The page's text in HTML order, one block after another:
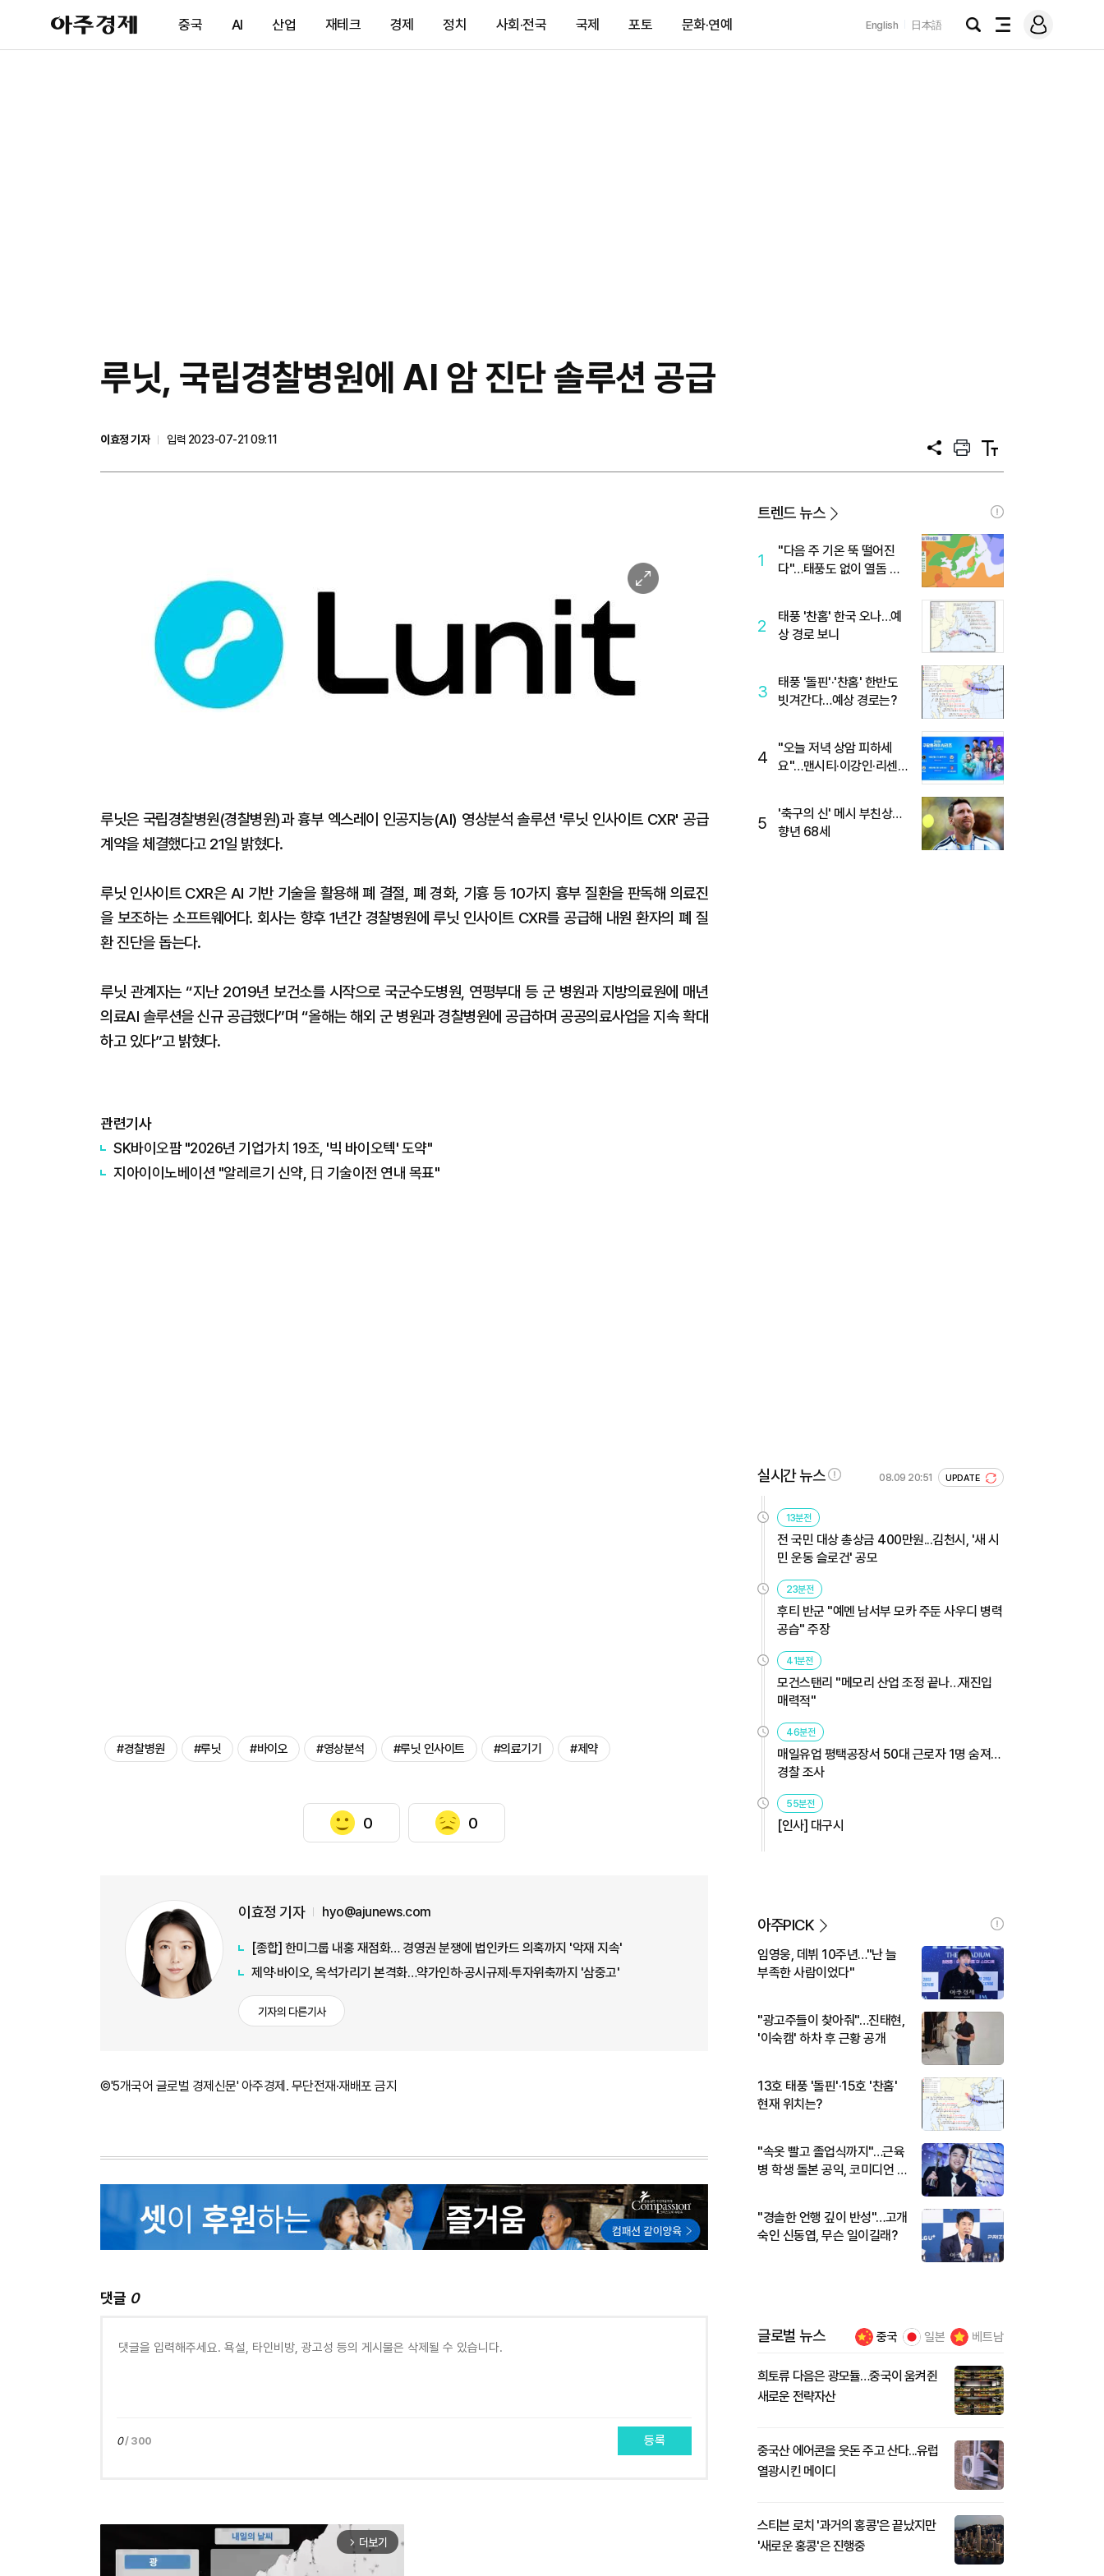
아
주
제
중국 AI 산업 재테크 경제 정치 사회·전국 국제 포토 문화·연예 English 日本語
검
전
메
그
​루닛, 국립경찰병원에 AI 암 진단 솔루션 공급
이효정 기자
입력 2023-07-21 09:11
공
프
트
텍
트
이
미
지
루닛은 국립경찰병원(경찰병원)과 흉부 엑스레이 인공지능(AI) 영상분석 솔루션 '루닛 인사이트 CXR' 공급
계약을 체결했다고 21일 밝혔다.
루닛 인사이트 CXR은 AI 기반 기술을 활용해 폐 결절, 폐 경화, 기흉 등 10가지 흉부 질환을 판독해 의료진
을 보조하는 소프트웨어다. 회사는 향후 1년간 경찰병원에 루닛 인사이트 CXR를 공급해 내원 환자의 폐 질
환 진단을 돕는다.
루닛 관계자는 “지난 2019년 보건소를 시작으로 국군수도병원, 연평부대 등 군 병원과 지방의료원에 매년
의료AI 솔루션을 신규 공급했다”며 “올해는 해외 군 병원과 경찰병원에 공급하며 공공의료사업을 지속 확대
하고 있다”고 밝혔다.
관련기사
SK바이오팜 "2026년 기업가치 19조, '빅 바이오텍' 도약"
​지아이이노베이션 "알레르기 신약, 日 기술이전 연내 목표"
#경찰병원 #루닛 #바이오 #영상분석 #루닛 인사이트 #의료기기 #제약
0 0
이효정 기자 hyo@ajunews.com
[종합] 한미그룹 내홍 재점화… 경영권 분쟁에 법인카드 의혹까지 '악재 지속'
제약·바이오, 옥석가리기 본격화…약가인하·공시규제·투자위축까지 '삼중고'
기자의 다른기사
©'5개국어 글로벌 경제신문' 아주경제. 무단전재·재배포 금지
댓글 0
0/ 300 등록
arrow_forward_ios 더보기
트렌드 뉴스
1
"다음 주 기온 뚝 떨어진
다"…태풍도 없이 열돔 박
2
태풍 '찬홈' 한국 오나…예
상 경로 보니
3
태풍 '돌핀'·'찬홈' 한반도
빗겨간다…예상 경로는?
4
"오늘 저녁 상암 피하세
요"…맨시티·이강인·리센느
5
'축구의 신' 메시 부친상…
향년 68세
실시간 뉴스 08.09 20:51 UPDATE
13분전
전 국민 대상 총상금 400만원...김천시, '새 시
민 운동 슬로건' 공모
23분전
후티 반군 "예멘 남서부 모카 주둔 사우디 병력
공습" 주장
41분전
모건스탠리 "메모리 산업 조정 끝나…재진입
매력적"
46분전
매일유업 평택공장서 50대 근로자 1명 숨져…
경찰 조사
55분전
[인사] 대구시
아주PICK
임영웅, 데뷔 10주년…"난 늘
부족한 사람이었다"
"광고주들이 찾아줘"…진태현,
'이숙캠' 하차 후 근황 공개
13호 태풍 '돌핀'·15호 '찬홈'
현재 위치는?
"속옷 빨고 졸업식까지"…근육
병 학생 돌본 공익, 코미디언 김
"경솔한 언행 깊이 반성"…고개
숙인 신동엽, 무슨 일이길래?
글로벌 뉴스 중국 일본 베트남
희토류 다음은 광모듈…중국이 움켜쥔
새로운 전략자산
중국산 에어콘을 웃돈 주고 산다...유럽
열광시킨 메이디
스티븐 로치 '과거의 홍콩'은 끝났지만
'새로운 홍콩'은 진행중